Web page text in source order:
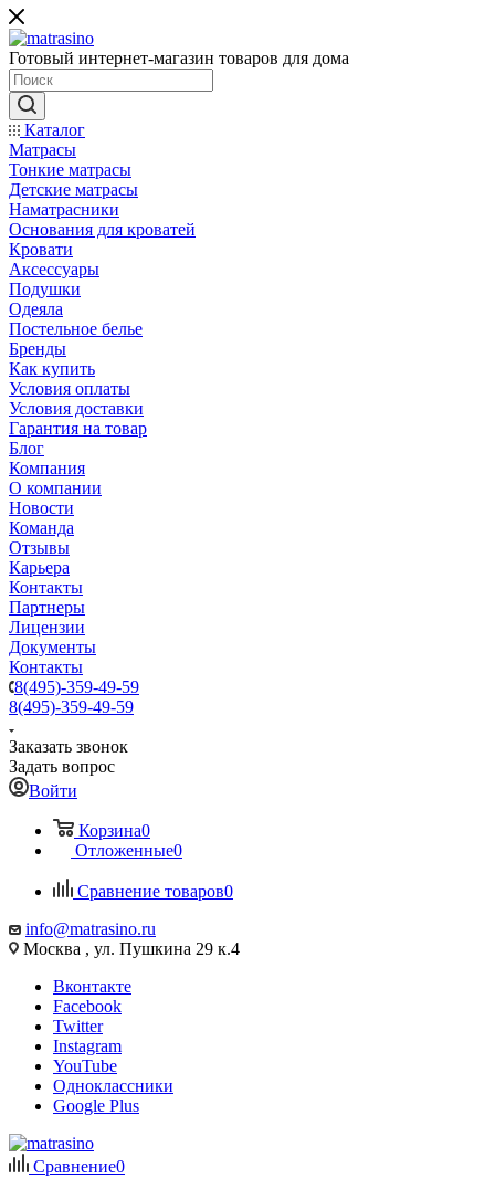
Готовый интернет-магазин товаров для дома
Каталог
Матрасы
Тонкие матрасы
Детские матрасы
Наматрасники
Основания для кроватей
Кровати
Аксессуары
Подушки
Одеяла
Постельное белье
Бренды
Как купить
Условия оплаты
Условия доставки
Гарантия на товар
Блог
Компания
О компании
Новости
Команда
Отзывы
Карьера
Контакты
Партнеры
Лицензии
Документы
Контакты
8(495)-359-49-59
8(495)-359-49-59
Заказать звонок
Задать вопрос
Войти
Корзина0
Отложенные0
Сравнение товаров0
info@matrasino.ru
Москва , ул. Пушкина 29 к.4
Вконтакте
Facebook
Twitter
Instagram
YouTube
Одноклассники
Google Plus
Сравнение0